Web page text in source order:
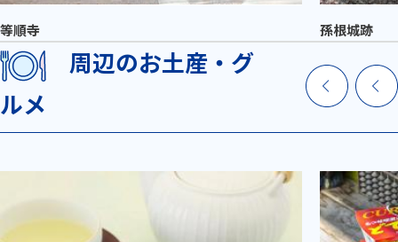
等順寺 孫根城跡
周辺のお土産・グ
ルメ